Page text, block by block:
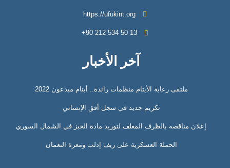
https://ufukint.org
‎+90 212 534 50 13
آخر الأخبار
ملتقى رعاية الأيتام منظمات رائدة.. أيتام مبدعون 2022
تكريم جديد في سجل أفق الإنساني
إعلان مناقصة بالظرف المغلف لتوريد مادة الخبز في الشمال السوري
الحملة العسكرية على ريف إدلب ومعرة النعمان